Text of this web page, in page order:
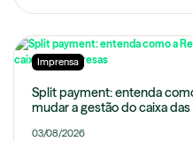
Imprensa
Split payment: entenda
mudar a gestão do caixa
03/08/2026